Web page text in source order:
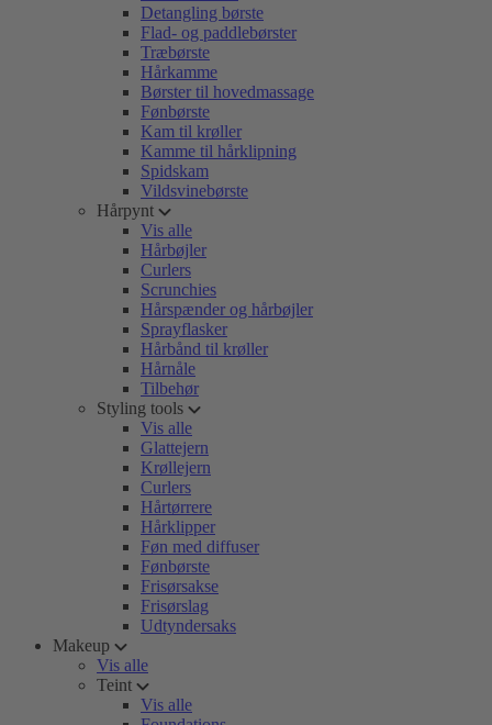
Detangling børste
Flad- og paddlebørster
Træbørste
Hårkamme
Børster til hovedmassage
Fønbørste
Kam til krøller
Kamme til hårklipning
Spidskam
Vildsvinebørste
Hårpynt
Vis alle
Hårbøjler
Curlers
Scrunchies
Hårspænder og hårbøjler
Sprayflasker
Hårbånd til krøller
Hårnåle
Tilbehør
Styling tools
Vis alle
Glattejern
Krøllejern
Curlers
Hårtørrere
Hårklipper
Føn med diffuser
Fønbørste
Frisørsakse
Frisørslag
Udtyndersaks
Makeup
Vis alle
Teint
Vis alle